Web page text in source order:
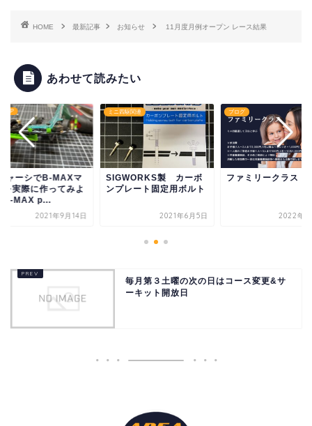
HOME 最新記事 お知らせ 11月度月例オープン レース結果
あわせて読みたい
GP
ャーシでB-MAXマ
を実際に作ってみよ
B-MAX p...
2021年9月14日
ミニ四駆関連
SIGWORKS製 カーボ
ンプレート固定用ボルト
2021年6月5日
ブログ
ファミリークラス
2022年7
毎月第３土曜の次の日はコース変更&サ
ーキット開放日